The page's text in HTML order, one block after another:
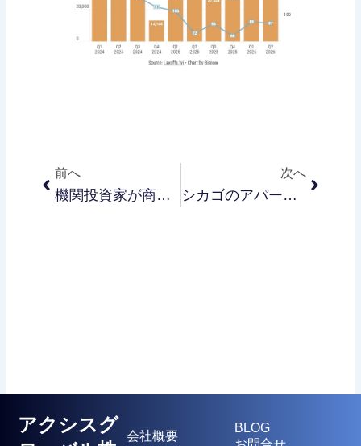
前へ
機関投資家が商業施設へ回帰！アメリカ小売店舗に再び注目が集まる理由
次へ
シカゴのアパート市場が完全復活？投資家が再び注目する理由
アクシスグ
会社概要
BLOG